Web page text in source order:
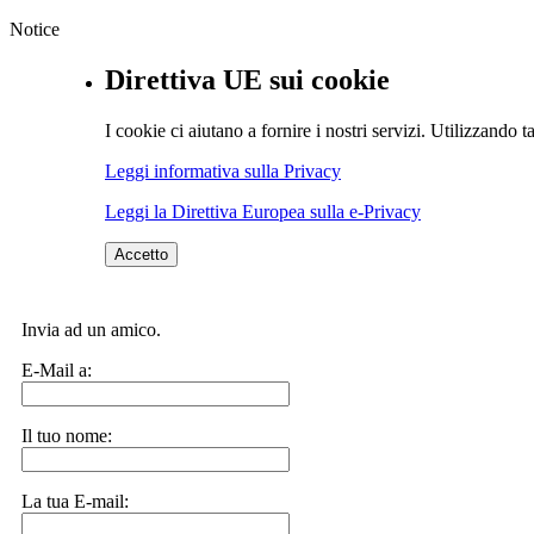
Notice
Direttiva UE sui cookie
I cookie ci aiutano a fornire i nostri servizi. Utilizzando
Leggi informativa sulla Privacy
Leggi la Direttiva Europea sulla e-Privacy
Accetto
Invia ad un amico.
E-Mail a:
Il tuo nome:
La tua E-mail: